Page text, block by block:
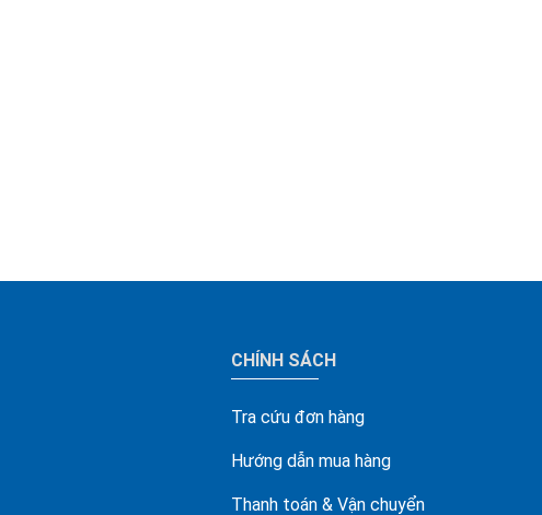
CHÍNH SÁCH
Tra cứu đơn hàng
Hướng dẫn mua hàng
Thanh toán & Vận chuyển